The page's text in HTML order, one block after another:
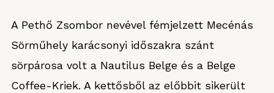
A Pethő Zsombor nevével fémjelzett Mecénás
Sörműhely karácsonyi időszakra szánt
sörpárosa volt a Nautilus Belge és a Belge
Coffee-Kriek. A kettősből az előbbit sikerült